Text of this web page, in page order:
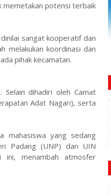
memetakan potensi terbaik
sangat kooperatif dan
melakukan koordinasi dan
pihak kecamatan.
Selain dihadiri oleh Camat
Adat Nagari), serta
mahasiswa yang sedang
Padang (UNP) dan UIN
ini, menambah atmosfer